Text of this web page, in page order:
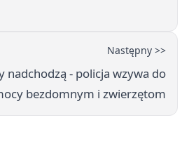
Następny >>
nadchodzą - policja wzywa do
bezdomnym i zwierzętom